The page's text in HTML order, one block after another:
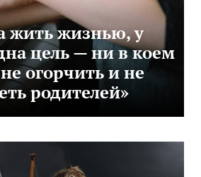
жить жизнью, у
цель — ни в коем
огорчить и не
родителей»